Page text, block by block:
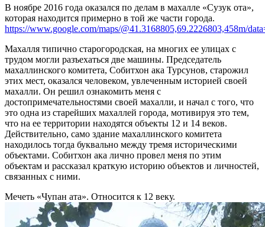
В ноябре 2016 года оказался по делам в махалле «Сузук ота»,
которая находится примерно в той же части города.
https://www.google.com/maps/@41.3168805,69.2226803,458m/
Махалля типично старогородская, на многих ее улицах с
трудом могли разъехаться две машины. Председатель
махаллинского комитета, Собитхон ака Турсунов, старожил
этих мест, оказался человеком, увлеченным историей своей
махалли. Он решил ознакомить меня с
достопримечательностями своей махалли, и начал с того, что
это одна из старейших махаллей города, мотивируя это тем,
что на ее территории находятся объекты 12 и 14 веков.
Действительно, само здание махаллинского комитета
находилось тогда буквально между тремя историческими
объектами. Собитхон ака лично провел меня по этим
объектам и рассказал краткую историю объектов и личностей,
связанных с ними.
Мечеть «Чупан ата». Относится к 12 веку.